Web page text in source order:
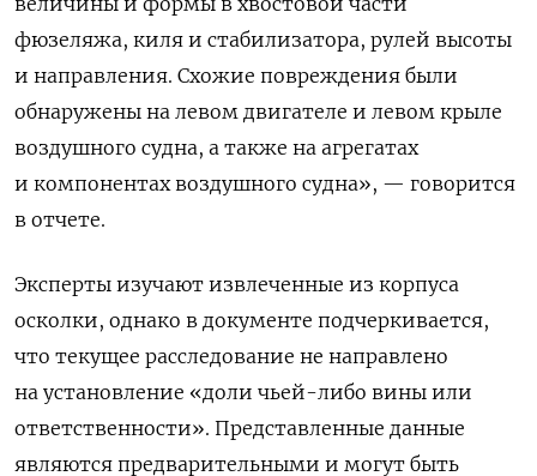
фюзеляжа, киля и стабилизатора, рулей высоты
и направления. Схожие повреждения были
обнаружены на левом двигателе и левом крыле
воздушного судна, а также на агрегатах
и компонентах воздушного судна», — говорится
в отчете.
Эксперты изучают извлеченные из корпуса
осколки, однако в документе подчеркивается,
что текущее расследование не направлено
на установление «доли чьей-либо вины или
ответственности». Представленные данные
являются предварительными и могут быть